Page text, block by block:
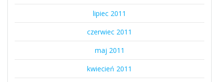
lipiec 2011
czerwiec 2011
maj 2011
kwiecień 2011